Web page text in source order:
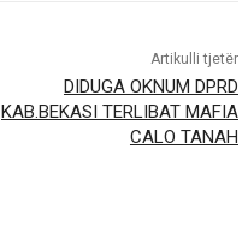
Artikulli tjetër
DIDUGA OKNUM DPRD
KAB.BEKASI TERLIBAT MAFIA
CALO TANAH